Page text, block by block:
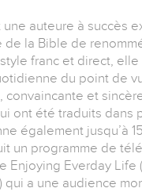
auteure à succès
de la Bible de
franc et direct,
du point de
convaincante et
ont été traduits dans
également jusqu’à
un programme de
Enjoying Everday Life
qui a une audience